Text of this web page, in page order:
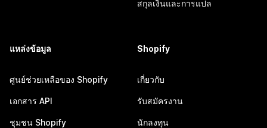
สกุลเงินและการแปล
แหล่งข้อมูล
ศูนย์ช่วยเหลือของ Shopify
เอกสาร API
ชุมชน Shopify
Shopify
เกี่ยวกับ
รับสมัครงาน
นักลงทุน